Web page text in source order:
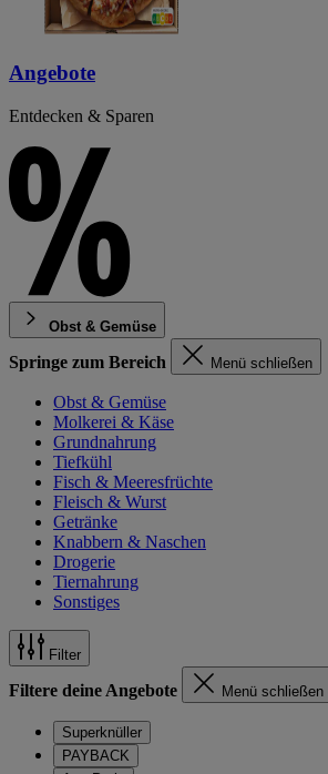
Angebote
Entdecken & Sparen
Obst & Gemüse
Springe zum Bereich Menü schließen
Obst & Gemüse
Molkerei & Käse
Grundnahrung
Tiefkühl
Fisch & Meeresfrüchte
Fleisch & Wurst
Getränke
Knabbern & Naschen
Drogerie
Tiernahrung
Sonstiges
Filter
Filtere deine Angebote Menü schließen
Superknüller
PAYBACK